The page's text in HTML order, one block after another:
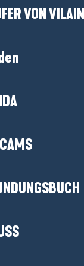
VON
einfach, Probleme
Hindernisse,
von ihrem
der